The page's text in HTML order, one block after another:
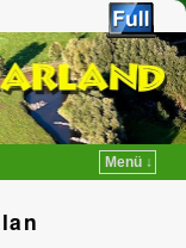
Menü ↓